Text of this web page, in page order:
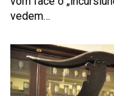
vedem…